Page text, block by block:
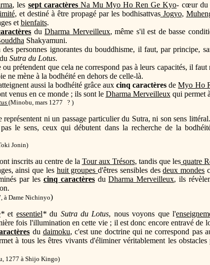
, les sept caractèresNa Mu Myo Ho Ren Ge Kyo- cœur du
, et destiné à être propagé par les bodhisattvasJogyo,
et bienfaits.
duDharma Merveilleux, même s'il est de basse
Shakyamuni.
des personnes ignorantes du bouddhisme, il faut, par principe,
Sutra du Lotus.
prétendent que cela ne correspond pas à leurs capacités, il
ne mène à la bodhéité en dehors de celle-là.
aussi la bodhéité grâce auxcinq caractères deMyo Ho
venus en ce monde ; ils sont le Dharma Merveilleuxqui permet
(Minobu, mars 1277 ? )
représentent ni un passage particulier du Sutra, ni son sens
le sens, ceux qui débutent dans la recherche de la
Jonin)
inscrits au centre de la Tour aux Trésors, tandis que lesquatre
ainsi que les huit groupesd'êtres sensibles desdeux mondes
par les cinq caractèresduDharma Merveilleux, ils
à Dame Nichinyo)
*et essentiel*du Sutra du Lotus, nous voyons que l'
fois l'illumination en cette vie ; il est donc encore entravé de
du daimoku, c'est une doctrine qui ne correspond pas
à tous les êtres vivants d'éliminer véritablement les
1277 à Shijo Kingo)